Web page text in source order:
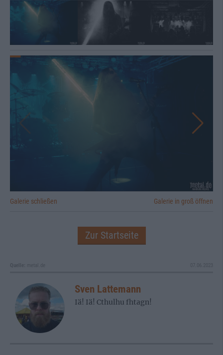
Galerie schließen Galerie in groß öffnen
Zur Startseite
Sven Lattemann
Iä! Iä! Cthulhu fhtagn!